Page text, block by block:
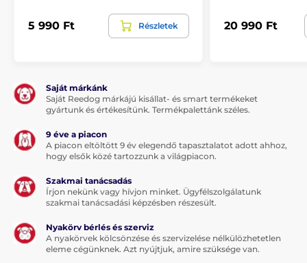
5 990 Ft Részletek 20 990 Ft
Saját márkánk
Saját Reedog márkájú kisállat- és smart termékeket
gyártunk és értékesítünk. Termékpalettánk széles.
9 éve a piacon
A piacon eltöltött 9 év elegendő tapasztalatot adott ahhoz,
hogy elsők közé tartozzunk a világpiacon.
Szakmai tanácsadás
Írjon nekünk vagy hívjon minket. Ügyfélszolgálatunk
szakmai tanácsadási képzésben részesült.
Nyakörv bérlés és szerviz
A nyakörvek kölcsönzése és szervizelése nélkülözhetetlen
eleme cégünknek. Azt nyújtjuk, amire szüksége van.